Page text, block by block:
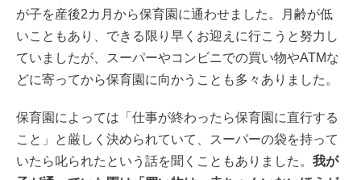
が子を産後2カ月から保育園に通わせました。月齢が低
いこともあり、できる限り早くお迎えに行こうと努力し
ていましたが、スーパーやコンビニでの買い物やATMな
どに寄ってから保育園に向かうことも多々ありました。
保育園によっては「仕事が終わったら保育園に直行する
こと」と厳しく決められていて、スーパーの袋を持って
いたら叱られたという話を聞くこともありました。 我が